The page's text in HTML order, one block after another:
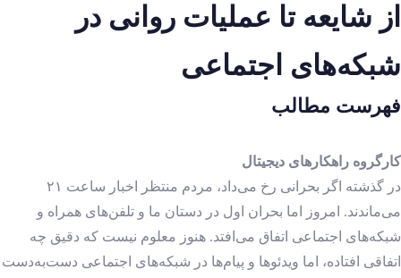
از شایعه تا عملیات روانی در
شبکه‌های اجتماعی
فهرست مطالب
کارگروه راهکارهای دیجیتال
در گذشته اگر بحرانی رخ می‌داد، مردم منتظر اخبار ساعت ۲۱
می‌ماندند. امروز اما بحران اول در دستان ما و تلفن‌های همراه و
شبکه‌های اجتماعی اتفاق می‌افتد. هنوز معلوم نیست که دقیق چه
اتفاقی افتاده، اما ویدئوها و پیام‌ها در شبکه‌های اجتماعی دست‌به‌دست